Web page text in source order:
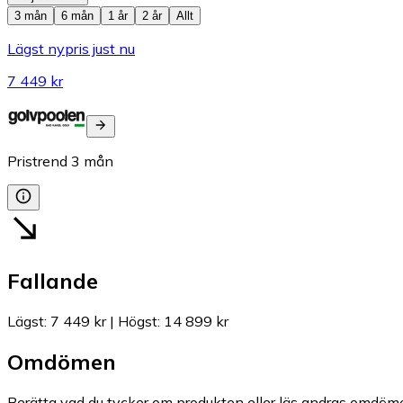
3 mån
6 mån 1 år 2 år Allt
Lägst nypris just nu
7 449 kr
Pristrend 3 mån
Fallande
Lägst: 7 449 kr| Högst: 14 899 kr
Omdömen